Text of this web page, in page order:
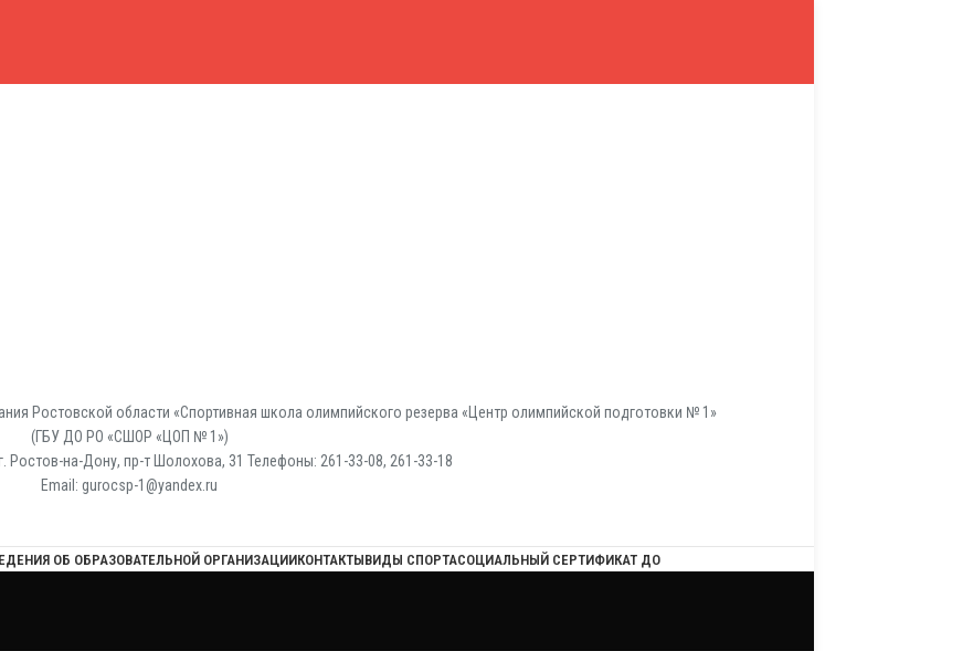
Ростовской области «Спортивная школа олимпийского резерва «Центр олимпийской подготовки № 1»
(ГБУ ДО РО «СШОР «ЦОП № 1»)
Ростов-на-Дону, пр-т Шолохова, 31 Телефоны: 261-33-08, 261-33-18
Email: gurocsp-1@yandex.ru
ОБ ОБРАЗОВАТЕЛЬНОЙ ОРГАНИЗАЦИИКОНТАКТЫВИДЫ СПОРТАСОЦИАЛЬНЫЙ СЕРТИФИКАТ ДО